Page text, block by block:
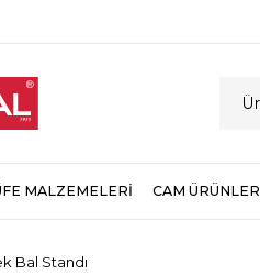
MALZEMELERİ CAM ÜRÜNLER
Bal Standı